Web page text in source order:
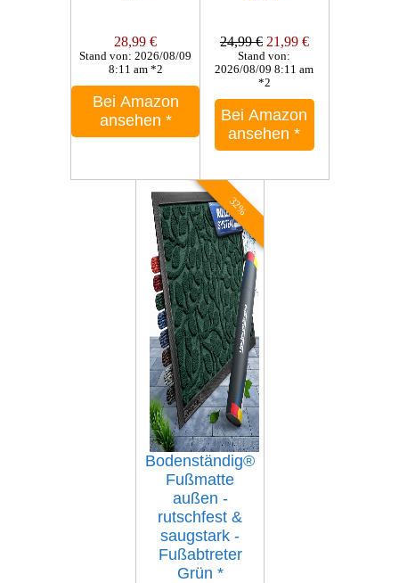
28,99 €
Stand von: 2026/08/09
8:11 am *2
Bei Amazon
ansehen *
24,99 € 21,99 €
Stand von:
2026/08/09 8:11 am
*2
Bei Amazon
ansehen*
32%
Bodenständig®
Fußmatte
außen -
rutschfest &
saugstark -
Fußabtreter
Grün *